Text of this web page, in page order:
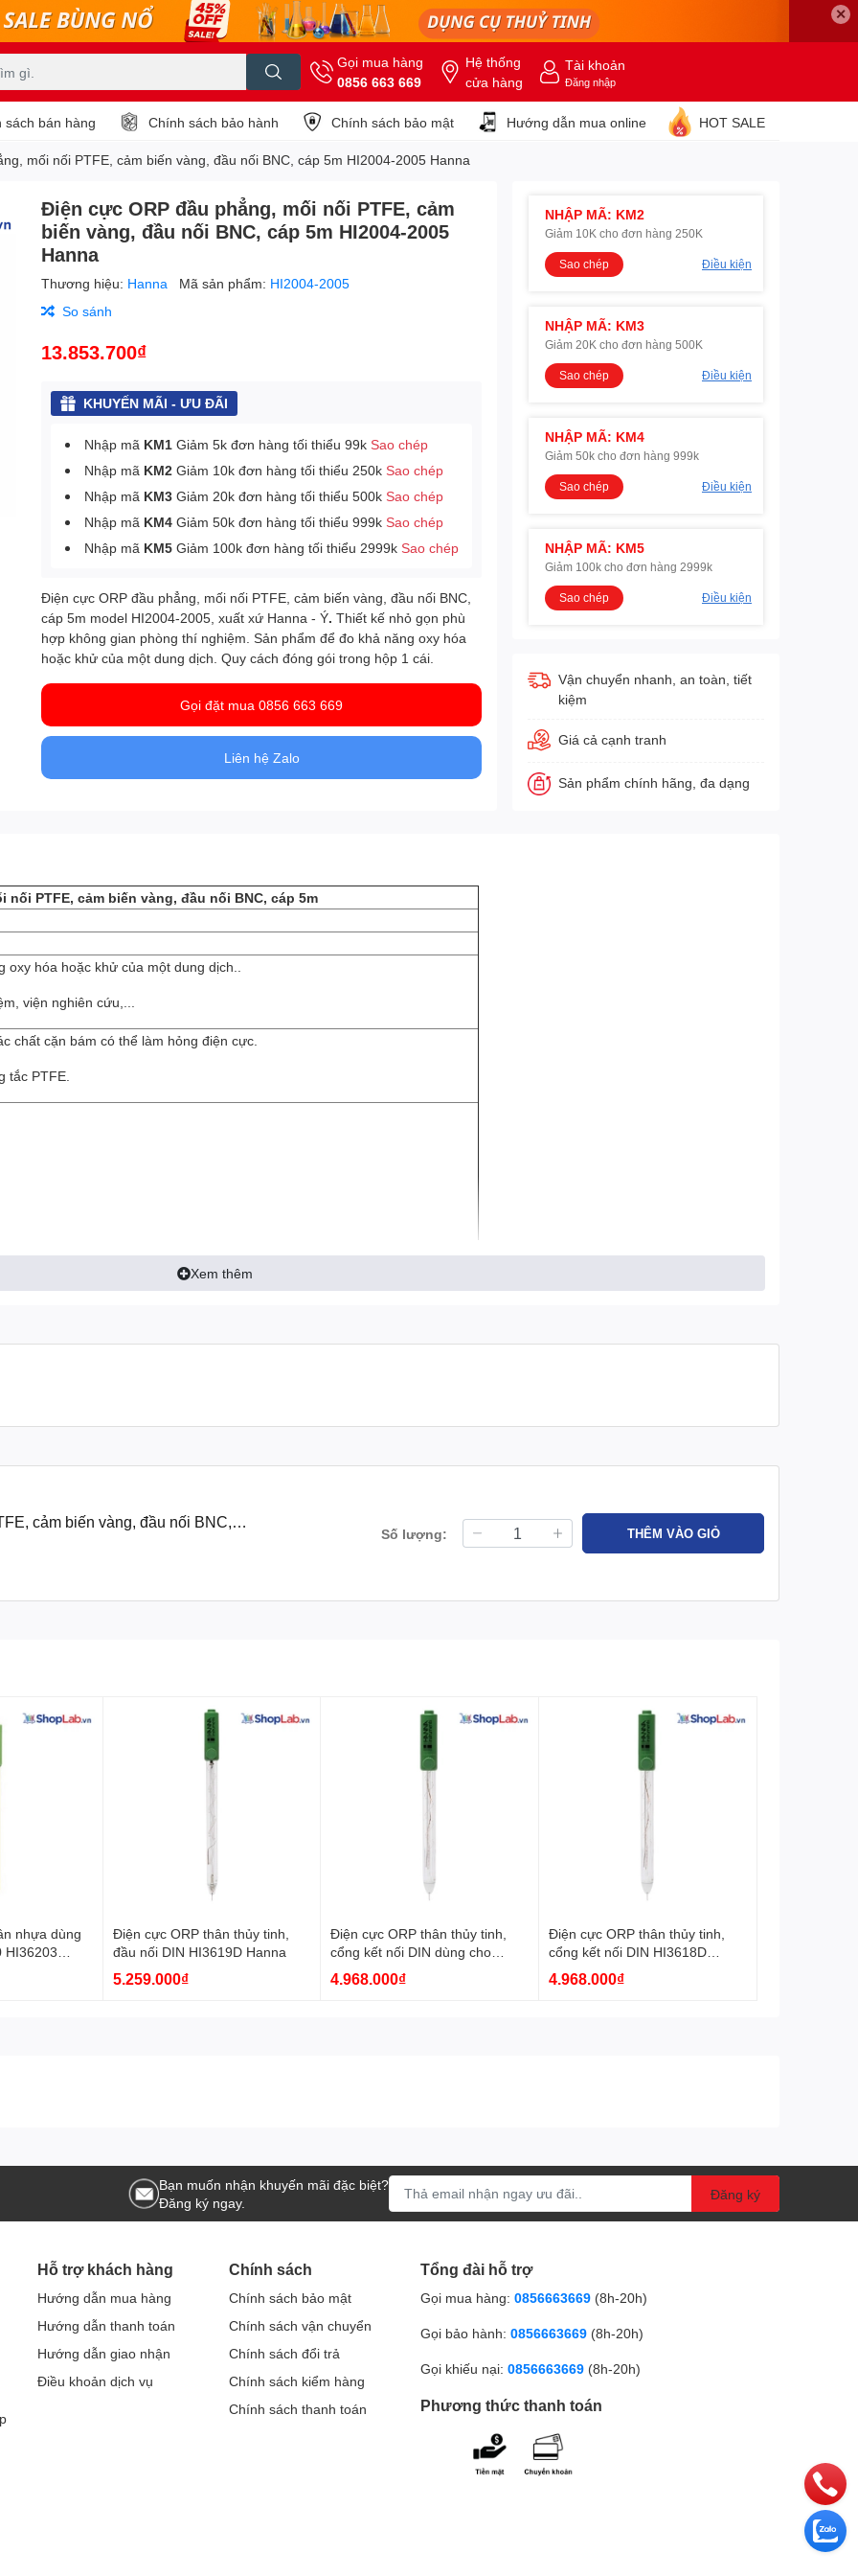
✕
Gọi mua hàng
0856 663 669
Hệ thống
cửa hàng
Tài khoản
Đăng nhập
sách bán hàng Chính sách bảo hành Chính sách bảo mật Hướng dẫn mua online HOT SALE
mối nối PTFE, cảm biến vàng, đầu nối BNC, cáp 5m HI2004-2005 Hanna
Điện cực ORP đầu phẳng, mối nối PTFE, cảm
biến vàng, đầu nối BNC, cáp 5m HI2004-2005
Hanna
Thương hiệu: Hanna Mã sản phẩm: HI2004-2005
So sánh
13.853.700₫
KHUYẾN MÃI - ƯU ĐÃI
Nhập mã KM1 Giảm 5k đơn hàng tối thiểu 99kSao chép
Nhập mã KM2 Giảm 10k đơn hàng tối thiểu 250kSao chép
Nhập mã KM3 Giảm 20k đơn hàng tối thiểu 500kSao chép
Nhập mã KM4 Giảm 50k đơn hàng tối thiểu 999kSao chép
Nhập mã KM5 Giảm 100k đơn hàng tối thiểu 2999kSao chép
Điện cực ORP đầu phẳng, mối nối PTFE, cảm biến vàng, đầu nối BNC,
cáp 5m model HI2004-2005, xuất xứ Hanna - Ý.Thiết kế nhỏ gọn phù
hợp không gian phòng thí nghiệm. Sản phẩm để đo khả năng oxy hóa
hoặc khử của một dung dịch. Quy cách đóng gói trong hộp 1 cái.
Gọi đặt mua 0856 663 669
Liên hệ Zalo
NHẬP MÃ: KM2
Giảm 10K cho đơn hàng 250K
Sao chép Điều kiện
NHẬP MÃ: KM3
Giảm 20K cho đơn hàng 500K
Sao chép Điều kiện
NHẬP MÃ: KM4
Giảm 50k cho đơn hàng 999k
Sao chép Điều kiện
NHẬP MÃ: KM5
Giảm 100k cho đơn hàng 2999k
Sao chép Điều kiện
Vận chuyển nhanh, an toàn, tiết
kiệm
Giá cả cạnh tranh
Sản phẩm chính hãng, đa dạng
nối PTFE, cảm biến vàng, đầu nối BNC, cáp 5m
hóa hoặc khử của một dung dịch..
viện nghiên cứu,...
chất cặn bám có thể làm hỏng điện cực.
tắc PTFE.
Xem thêm
cảm biến vàng, đầu nối BNC,
Số lượng: THÊM VÀO GIỎ
nhựa dùng
HI36203
Điện cực ORP thân thủy tinh,
đầu nối DIN HI3619D Hanna
5.259.000₫
Điện cực ORP thân thủy tinh,
cổng kết nối DIN dùng cho
HI8314-1 HI3618D-1 Hanna
4.968.000₫
Điện cực ORP thân thủy tinh,
cổng kết nối DIN HI3618D
Hanna
4.968.000₫
Bạn muốn nhận khuyến mãi đặc biệt?
Đăng ký ngay.
Đăng ký
Hỗ trợ khách hàng
Hướng dẫn mua hàng
Hướng dẫn thanh toán
Hướng dẫn giao nhận
Điều khoản dịch vụ
Chính sách
Chính sách bảo mật
Chính sách vận chuyển
Chính sách đổi trả
Chính sách kiểm hàng
Chính sách thanh toán
Tổng đài hỗ trợ
Gọi mua hàng: 0856663669 (8h-20h)
Gọi bảo hành: 0856663669 (8h-20h)
Gọi khiếu nại: 0856663669 (8h-20h)
Phương thức thanh toán